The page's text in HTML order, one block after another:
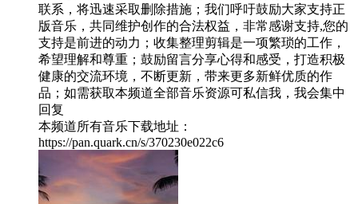
联系，将迅速采取删除措施；我们呼吁鼓励大家支持正
版音乐，共同维护创作的合法权益，非常感谢支持,您的
支持是前进的动力；收集整理剪辑是一项繁琐的工作，
希望理解和尊重；鼓励留言分享心得和感受，打造积极
健康的交流环境，不断更新，带来更多新鲜优质的作
品；如需获取本频道全部音乐资源可私信我，我会集中
回复
本频道所有音乐下载地址：
https://pan.quark.cn/s/370230e022c6